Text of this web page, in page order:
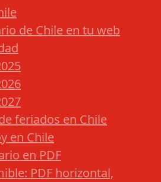
de Chile en tu web
feriados en Chile
en Chile
en PDF
PDF horizontal,